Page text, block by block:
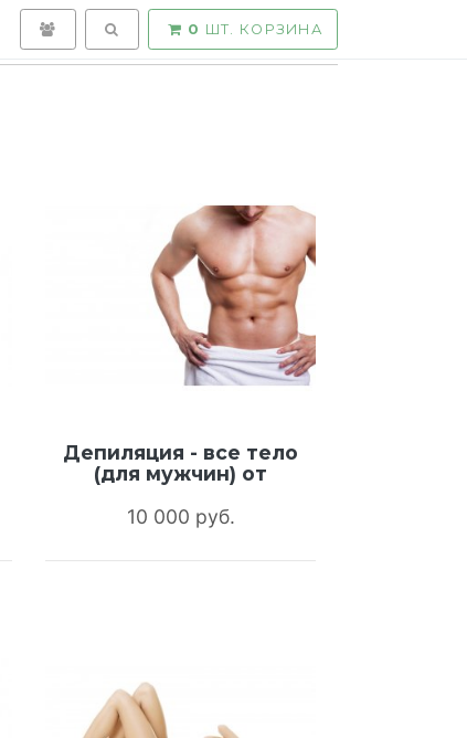
ВХОД TOGGLE SEARCH
0 ШТ. КОРЗИНА
ГЛАВНАЯ
Депиляция - все тело
(для мужчин) от
10 000 руб.